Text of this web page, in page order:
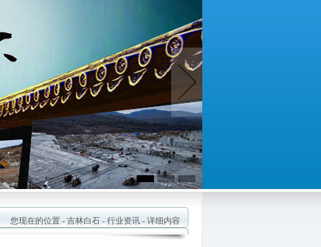
您现在的位置 - 吉林白石 - 行业资讯 - 详细内容